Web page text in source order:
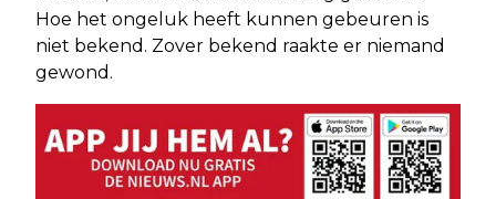
Hoe het ongeluk heeft kunnen gebeuren is
niet bekend. Zover bekend raakte er niemand
gewond.